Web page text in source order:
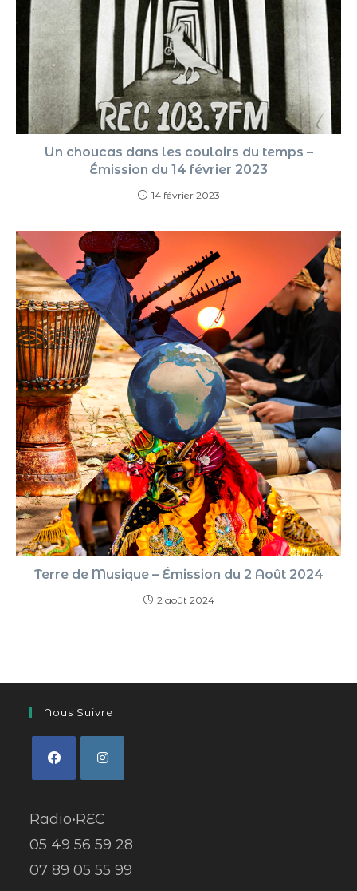
Un choucas dans les couloirs du temps –
Émission du 14 février 2023
14 février 2023
Terre de Musique – Émission du 2 Août 2024
2 août 2024
Nous Suivre
Radio•REC
05 49 56 59 28
07 89 05 55 99